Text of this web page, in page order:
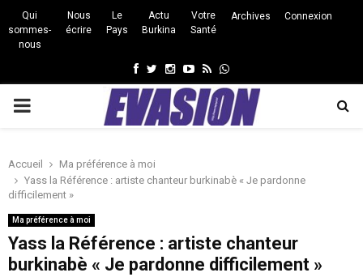
Qui
sommes-
nous
Nous
écrire
Le
Pays
Actu
Burkina
Votre
Santé
Archives Connexion
Facebook
Twitter
Instagram
Youtube
RssWhatsapp
PRIMARY
Accueil
Ma préférence à moi
Yass la Référence : artiste chanteur burkinabè « Je pardonne
difficilement »
Ma préférence à moi
Yass la Référence : artiste chanteur
burkinabè « Je pardonne difficilement »